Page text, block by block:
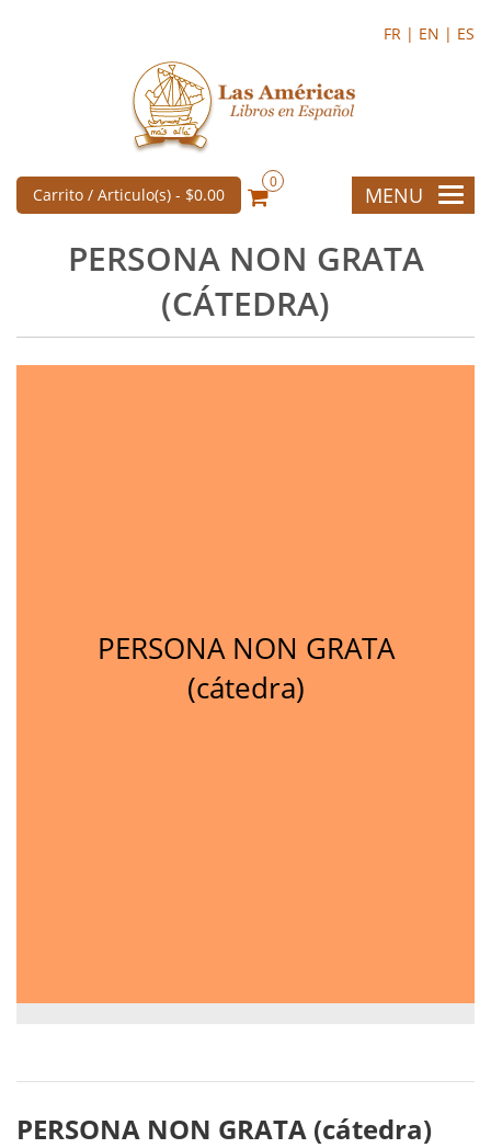
FR | EN | ES
Carrito / Articulo(s) - $0.00
0
MENU
PERSONA NON GRATA
(CÁTEDRA)
PERSONA NON GRATA
(cátedra)
PERSONA NON GRATA (cátedra)